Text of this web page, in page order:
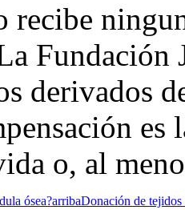
recibe
Fundación
derivados
es
o, al
ósea?arribaDonación de tejidos